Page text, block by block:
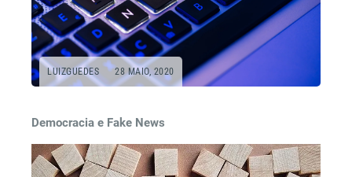
LUIZGUEDES 28 MAIO, 2020
Democracia e Fake News